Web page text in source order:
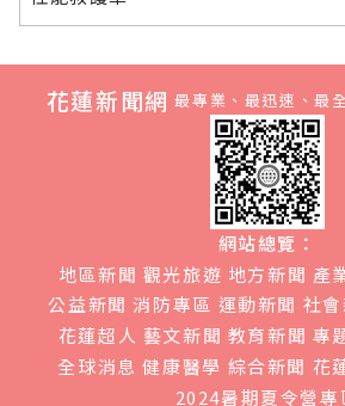
花蓮新聞網 最專業、最迅速、最
網站總覽：
地區新聞 觀光旅遊 地方新聞 產
公益新聞 消防專區 運動新聞 社
花蓮超人 藝文新聞 教育新聞 專
全球消息 健康醫學 綜合新聞 花
2024暑期夏令營專